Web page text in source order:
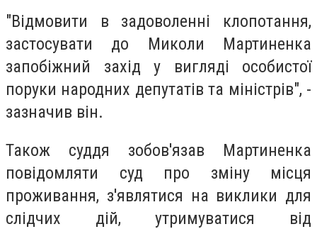
"Відмовити в задоволенні клопотання,
застосувати до Миколи Мартиненка
запобіжний захід у вигляді особистої
поруки народних депутатів та міністрів", -
зазначив він.
Також суддя зобов'язав Мартиненка
повідомляти суд про зміну місця
проживання, з'являтися на виклики для
слідчих дій, утримуватися від